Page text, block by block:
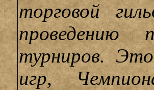
торговой
проведению
турниров.
игр,